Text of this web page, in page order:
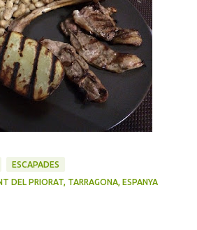
ESCAPADES
DEL PRIORAT, TARRAGONA, ESPANYA